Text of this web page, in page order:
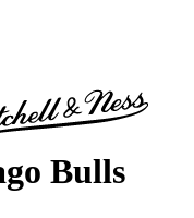
Bulls